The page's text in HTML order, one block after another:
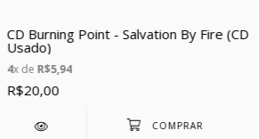
CD Burning Point - Salvation By Fire (CD
Usado)
4x de R$5,94
R$20,00